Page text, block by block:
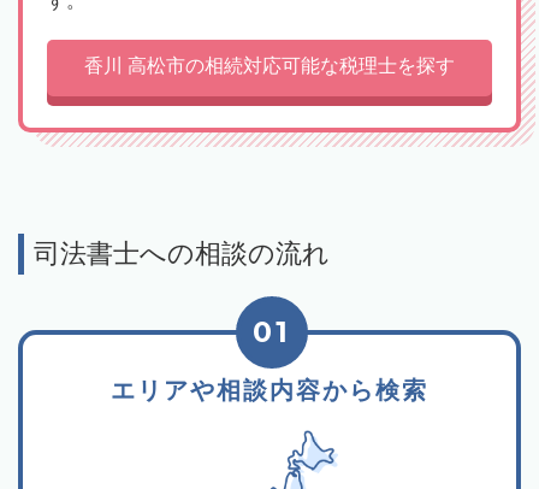
香川 高松市の相続対応可能な税理士を探す
司法書士への相談の流れ
エリアや相談内容から検索
01